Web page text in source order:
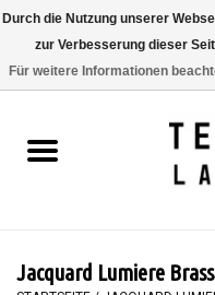
BÜCHER
MALEN
Jacquard Lumiere Brass
Durch die Nutzung unserer
zur Verbesserung dieser
Für weitere Informationen